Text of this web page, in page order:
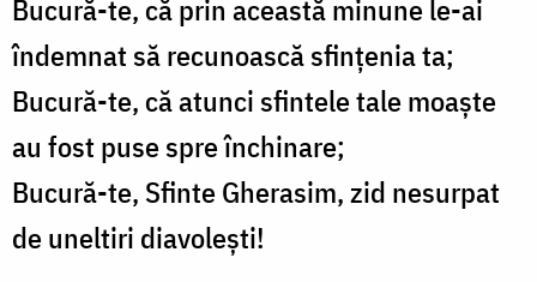
Bucură-te, că prin această minune le-ai
îndemnat să recunoască sfinţenia ta;
Bucură-te, că atunci sfintele tale moaşte
au fost puse spre închinare;
Bucură-te, Sfinte Gherasim, zid nesurpat
de uneltiri diavoleşti!